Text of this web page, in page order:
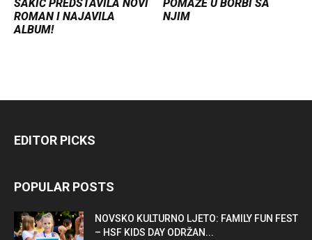
SAKIĆ PREDSTAVILA NOVI
ROMAN I NAJAVILA
ALBUM!
POMAŽE U BORBI SA
NJIM
EDITOR PICKS
POPULAR POSTS
NOVSKO KULTURNO LJETO: FAMILY FUN FEST
– HSF KIDS DAY ODRŽAN...